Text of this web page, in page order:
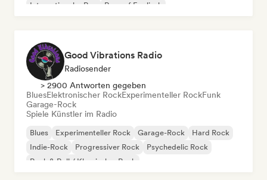
Internationaler Rap
Rap auf Englisch
Good Vibrations Radio
Radiosender
> 2900 Antworten gegeben
BluesElektronischer RockExperimenteller RockFunk
Garage-Rock
Spiele Künstler im Radio
Blues Experimenteller Rock Garage-Rock
Hard Rock
Indie-Rock
Progressiver Rock
Psychedelic Rock
Rock & Roll / Klassischer Rock